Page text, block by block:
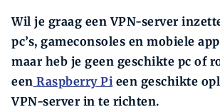
Wil je graag een VPN-server
pc’s, gameconsoles en mobiele
maar heb je geen geschikte pc of
een Raspberry Pi een geschikte
VPN-server in te richten.